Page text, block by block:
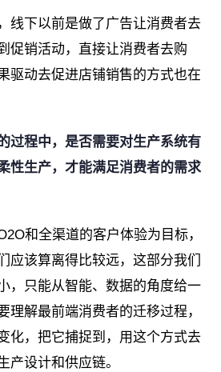
线下以前是做了广告让消费者去
促销活动，直接让消费者去购
驱动去促进店铺销售的方式也在
过程中，是否需要对生产系统有
性生产，才能满足消费者的需求
和全渠道的客户体验为目标，
应该算离得比较远，这部分我们
，只能从智能、数据的角度给一
理解最前端消费者的迁移过程，
化，把它捕捉到，用这个方式去
产设计和供应链。